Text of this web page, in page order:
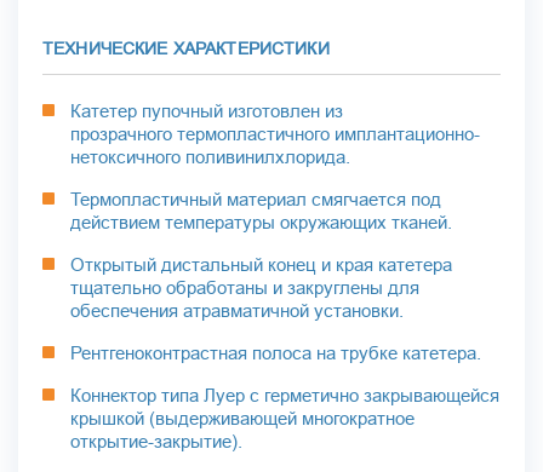
ТЕХНИЧЕСКИЕ ХАРАКТЕРИСТИКИ
Катетер пупочный изготовлен из
прозрачного термопластичного имплантационно-
нетоксичного поливинилхлорида.
Термопластичный материал смягчается под
действием температуры окружающих тканей.
Открытый дистальный конец и края катетера
тщательно обработаны и закруглены для
обеспечения атравматичной установки.
Рентгеноконтрастная полоса на трубке катетера.
Коннектор типа Луер с герметично закрывающейся
крышкой (выдерживающей многократное
открытие-закрытие).